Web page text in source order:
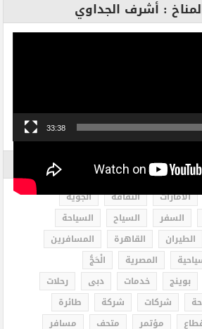
: أشرف الجداوي
33:38
الامارات الثقافة
الجوية
السفر السياح
السياحة
الطيران القاهرة
المسافرين
المصرية
الْحَجُّ
بوينج خدمات دبى
رحلات
شركات شركة
طائرة
مؤتمر متحف
مسافر